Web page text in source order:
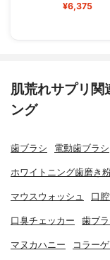
¥6,375
肌荒れサプリ関
ング
歯ブラシ 電動歯ブラシ
ホワイトニング歯磨き
マウスウォッシュ 口
口臭チェッカー 歯ブ
マヌカハニー コラー